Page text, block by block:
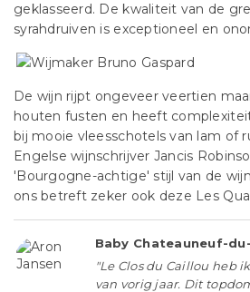
geklasseerd. De kwaliteit van de
syrahdruiven is exceptioneel en
De wijn rijpt ongeveer veertien
houten fusten en heeft
bij mooie vleesschotels van lam of
Engelse wijnschrijver Jancis
'Bourgogne-achtige' stijl van de
ons betreft zeker ook deze Les
Baby Chateauneuf-
"Le Clos du Caillou heb
van vorig jaar. Dit